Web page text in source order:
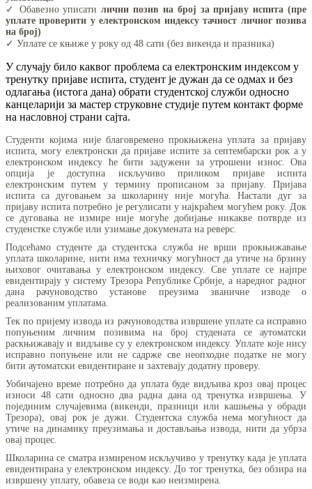
✓ Обавезно уписатилични позив на број за пријаву испита (пре
уплате проверити у електронском индексу тачност личног позива
на број)
✓ Уплате се књиже у року од 48 сати (без викенда и празника)
У случају било каквог проблема са електронским индексом у
тренутку пријаве испита, студент је дужан да се одмах и без
одлагања (истога дана) обрати студентској служби односно
канцеларији за мастер струковне студије путем контакт форме
на насловној страни сајта.
Студенти којима није благовремено прокњижена уплата за пријаву
испита, могу електронски да пријаве испите за септембарски рок а у
електронском индексу ће бити задужени за утрошени износ. Ова
опција је доступна искључиво приликом пријаве испита
електронским путем у термину прописаном за пријаву. Пријава
испита са дуговањем за школарину није могућа. Настали дуг за
пријаву испита потребно је регулисати у најкраћем могућем року. Док
се дуговања не измире није могуће добијање никакве потврде из
студенстке службе или узимање докумената на реверс.
Подсећамо студенте да студентска служба не врши прокњижавање
уплата школарине, нити има техничку могућност да утиче на брзину
њиховог очитавања у електронском индексу. Све уплате се најпре
евидентирају у систему Трезора Републике Србије, а наредног радног
дана рачуноводство установе преузима званичне изводе о
реализованим уплатама.
Тек по пријему извода из рачуноводства извршене уплате са исправно
попуњеним личним позивима на број студената се аутоматски
раскњижавају и видљиве су у електронском индексу. Уплате које нису
исправно попуњене или не садрже све неопходне податке не могу
бити аутоматски евидентиране и захтевају додатну проверу.
Уобичајено време потребно да уплата буде видљива кроз овај процес
износи 48 сати односно два радна дана од тренутка извршења. У
појединим случајевима (викенди, празници или кашњења у обради
Трезора), овај рок је дужи. Студентска служба нема могућност да
утиче на динамику преузимања и достављања извода, нити да убрза
овај процес.
Школарина се сматра измиреном искључиво у тренутку када је уплата
евидентирана у електронском индексу. До тог тренутка, без обзира на
извршену уплату, обавеза се води као неизмирена.